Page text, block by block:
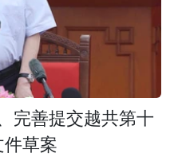
完善提交越共第十
草案